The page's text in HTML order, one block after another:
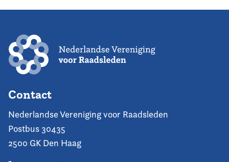
Contact
Nederlandse Vereniging voor Raadsleden
Postbus 30435
2500 GK Den Haag